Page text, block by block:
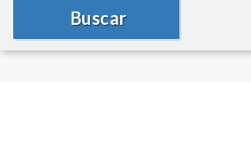
Buscar